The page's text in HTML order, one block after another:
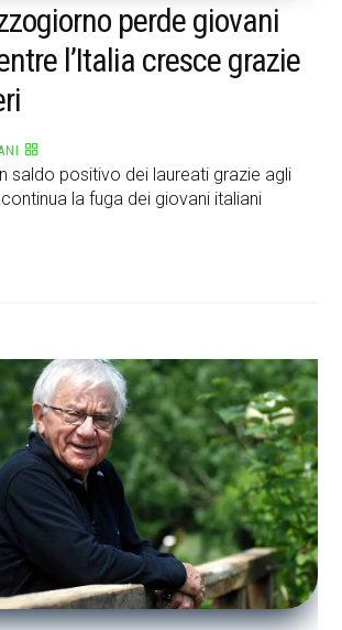
perde giovani
l’Italia cresce grazie
saldo positivo dei laureati grazie agli
la fuga dei giovani italiani